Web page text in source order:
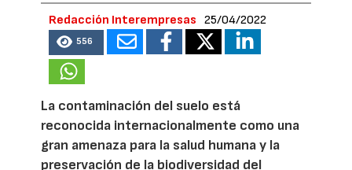
Redacción Interempresas 25/04/2022
556
La contaminación del suelo está
reconocida internacionalmente como una
gran amenaza para la salud humana y la
preservación de la biodiversidad del